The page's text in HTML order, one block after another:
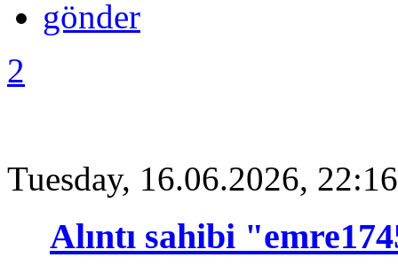
2
Tuesday, 16.06.2026, 22:16
Alıntı sahibi